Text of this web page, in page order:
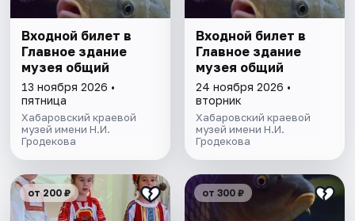
Входной билет в
Главное здание
музея общий
13 ноября 2026 •
пятница
Хабаровский краевой
музей имени Н.И.
Гродекова
Входной билет в
Главное здание
музея общий
24 ноября 2026 •
вторник
Хабаровский краевой
музей имени Н.И.
Гродекова
от 200 ₽ от 300 ₽